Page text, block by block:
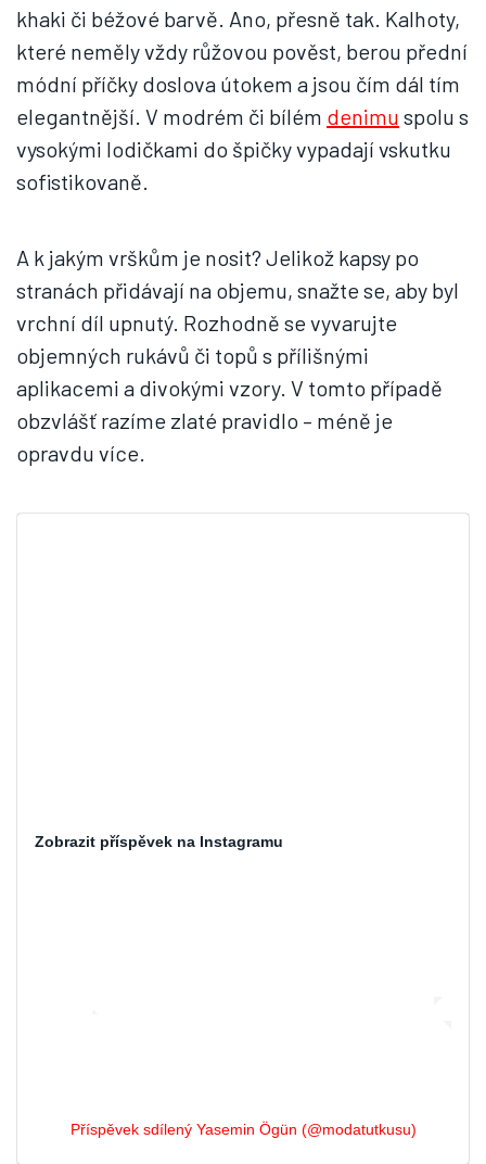
khaki či béžové barvě. Ano, přesně tak. Kalhoty,
které neměly vždy růžovou pověst, berou přední
módní příčky doslova útokem a jsou čím dál tím
elegantnější. V modrém či bílém denimu spolu s
vysokými lodičkami do špičky vypadají vskutku
sofistikovaně.
A k jakým vrškům je nosit? Jelikož kapsy po
stranách přidávají na objemu, snažte se, aby byl
vrchní díl upnutý. Rozhodně se vyvarujte
objemných rukávů či topů s přílišnými
aplikacemi a divokými vzory. V tomto případě
obzvlášť razíme zlaté pravidlo – méně je
opravdu více.
Zobrazit příspěvek na Instagramu
Příspěvek sdílený Yasemin Ögün (@modatutkusu)